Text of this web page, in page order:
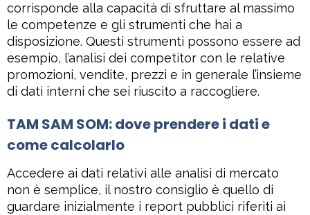
corrisponde alla capacità di sfruttare al massimo
le competenze e gli strumenti che hai a
disposizione. Questi strumenti possono essere ad
esempio, l’analisi dei competitor con le relative
promozioni, vendite, prezzi e in generale l’insieme
di dati interni che sei riuscito a raccogliere.
TAM SAM SOM: dove prendere i dati e
come calcolarlo
Accedere ai dati relativi alle analisi di mercato
non è semplice, il nostro consiglio è quello di
guardare inizialmente i report pubblici riferiti ai